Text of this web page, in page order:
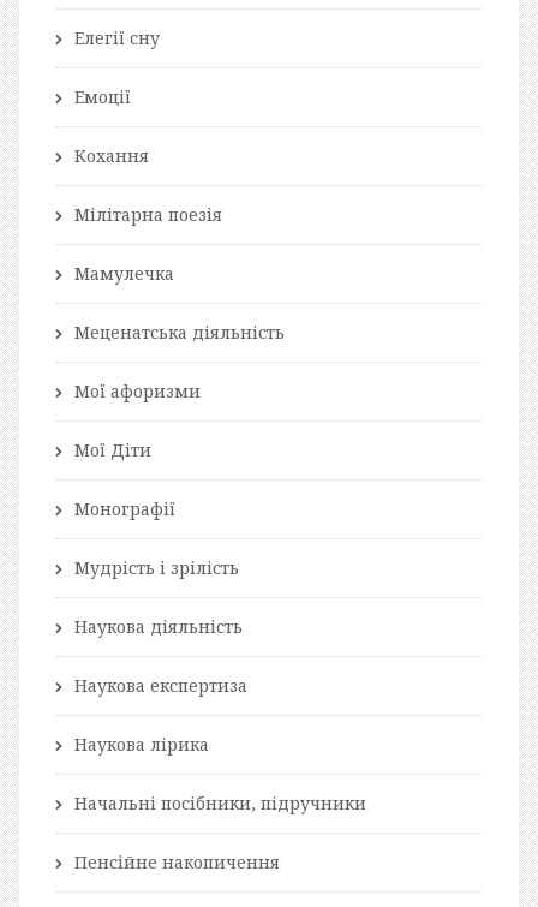
Елегії сну
Емоції
Кохання
Мілітарна поезія
Мамулечка
Меценатська діяльність
Мої афоризми
Мої Діти
Монографії
Мудрість і зрілість
Наукова діяльність
Наукова експертиза
Наукова лірика
Начальні посібники, підручники
Пенсійне накопичення